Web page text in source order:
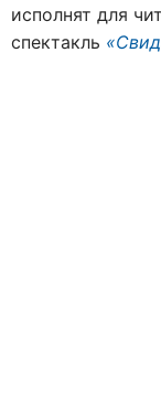
исполнят для
спектакль